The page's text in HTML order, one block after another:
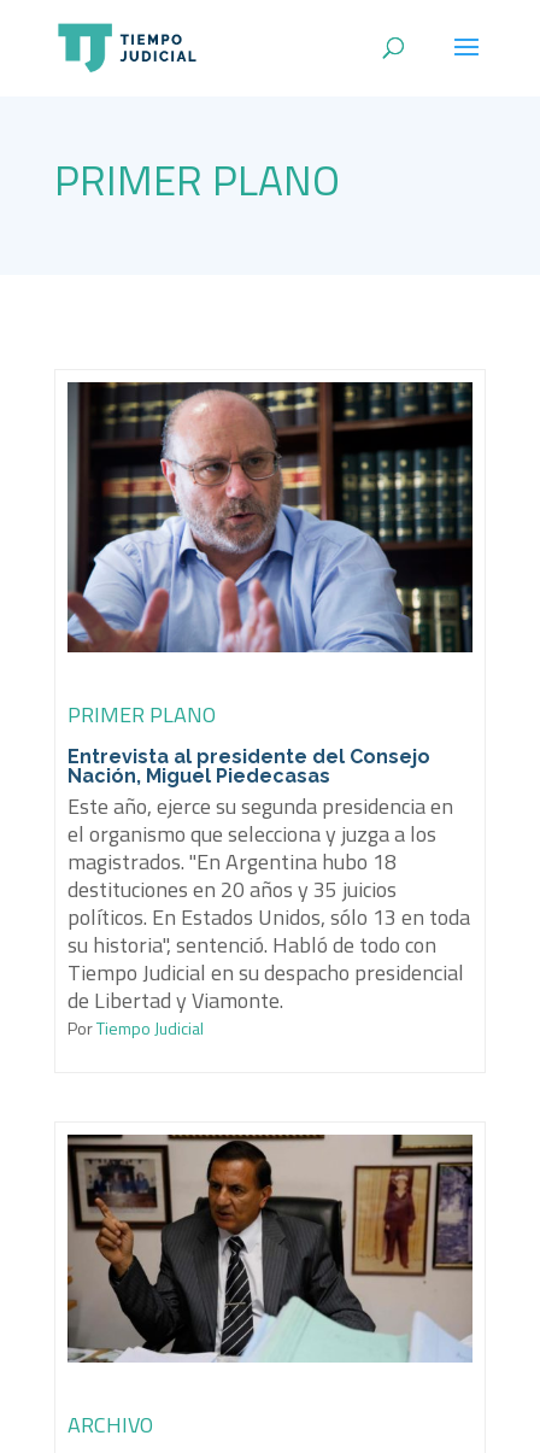
PRIMER PLANO
PRIMER PLANO
Entrevista al presidente del Consejo
Nación, Miguel Piedecasas
Este año, ejerce su segunda presidencia en
el organismo que selecciona y juzga a los
magistrados. "En Argentina hubo 18
destituciones en 20 años y 35 juicios
políticos. En Estados Unidos, sólo 13 en toda
su historia", sentenció. Habló de todo con
Tiempo Judicial en su despacho presidencial
de Libertad y Viamonte.
PorTiempo Judicial
ARCHIVO